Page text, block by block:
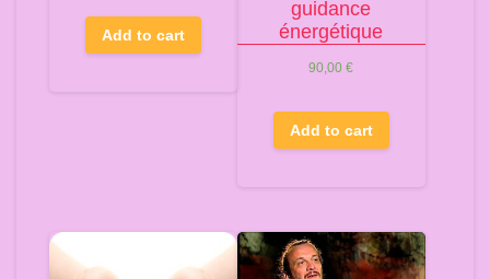
Add to cart
guidance
énergétique
90,00€
Add to cart